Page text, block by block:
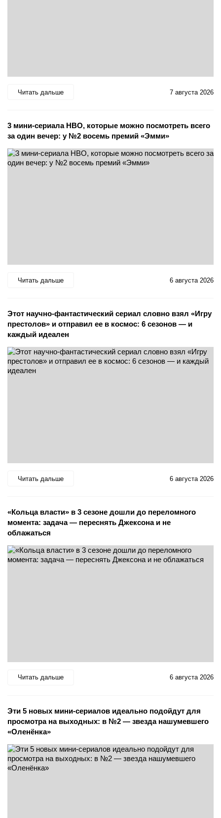
Читать дальше 7 августа 2026
3 мини-сериала HBO, которые можно посмотреть всего
за один вечер: у №2 восемь премий «Эмми»
Читать дальше 6 августа 2026
Этот научно-фантастический сериал словно взял «Игру
престолов» и отправил ее в космос: 6 сезонов — и
каждый идеален
Читать дальше 6 августа 2026
«Кольца власти» в 3 сезоне дошли до переломного
момента: задача — переснять Джексона и не
облажаться
Читать дальше 6 августа 2026
Эти 5 новых мини-сериалов идеально подойдут для
просмотра на выходных: в №2 — звезда нашумевшего
«Оленёнка»